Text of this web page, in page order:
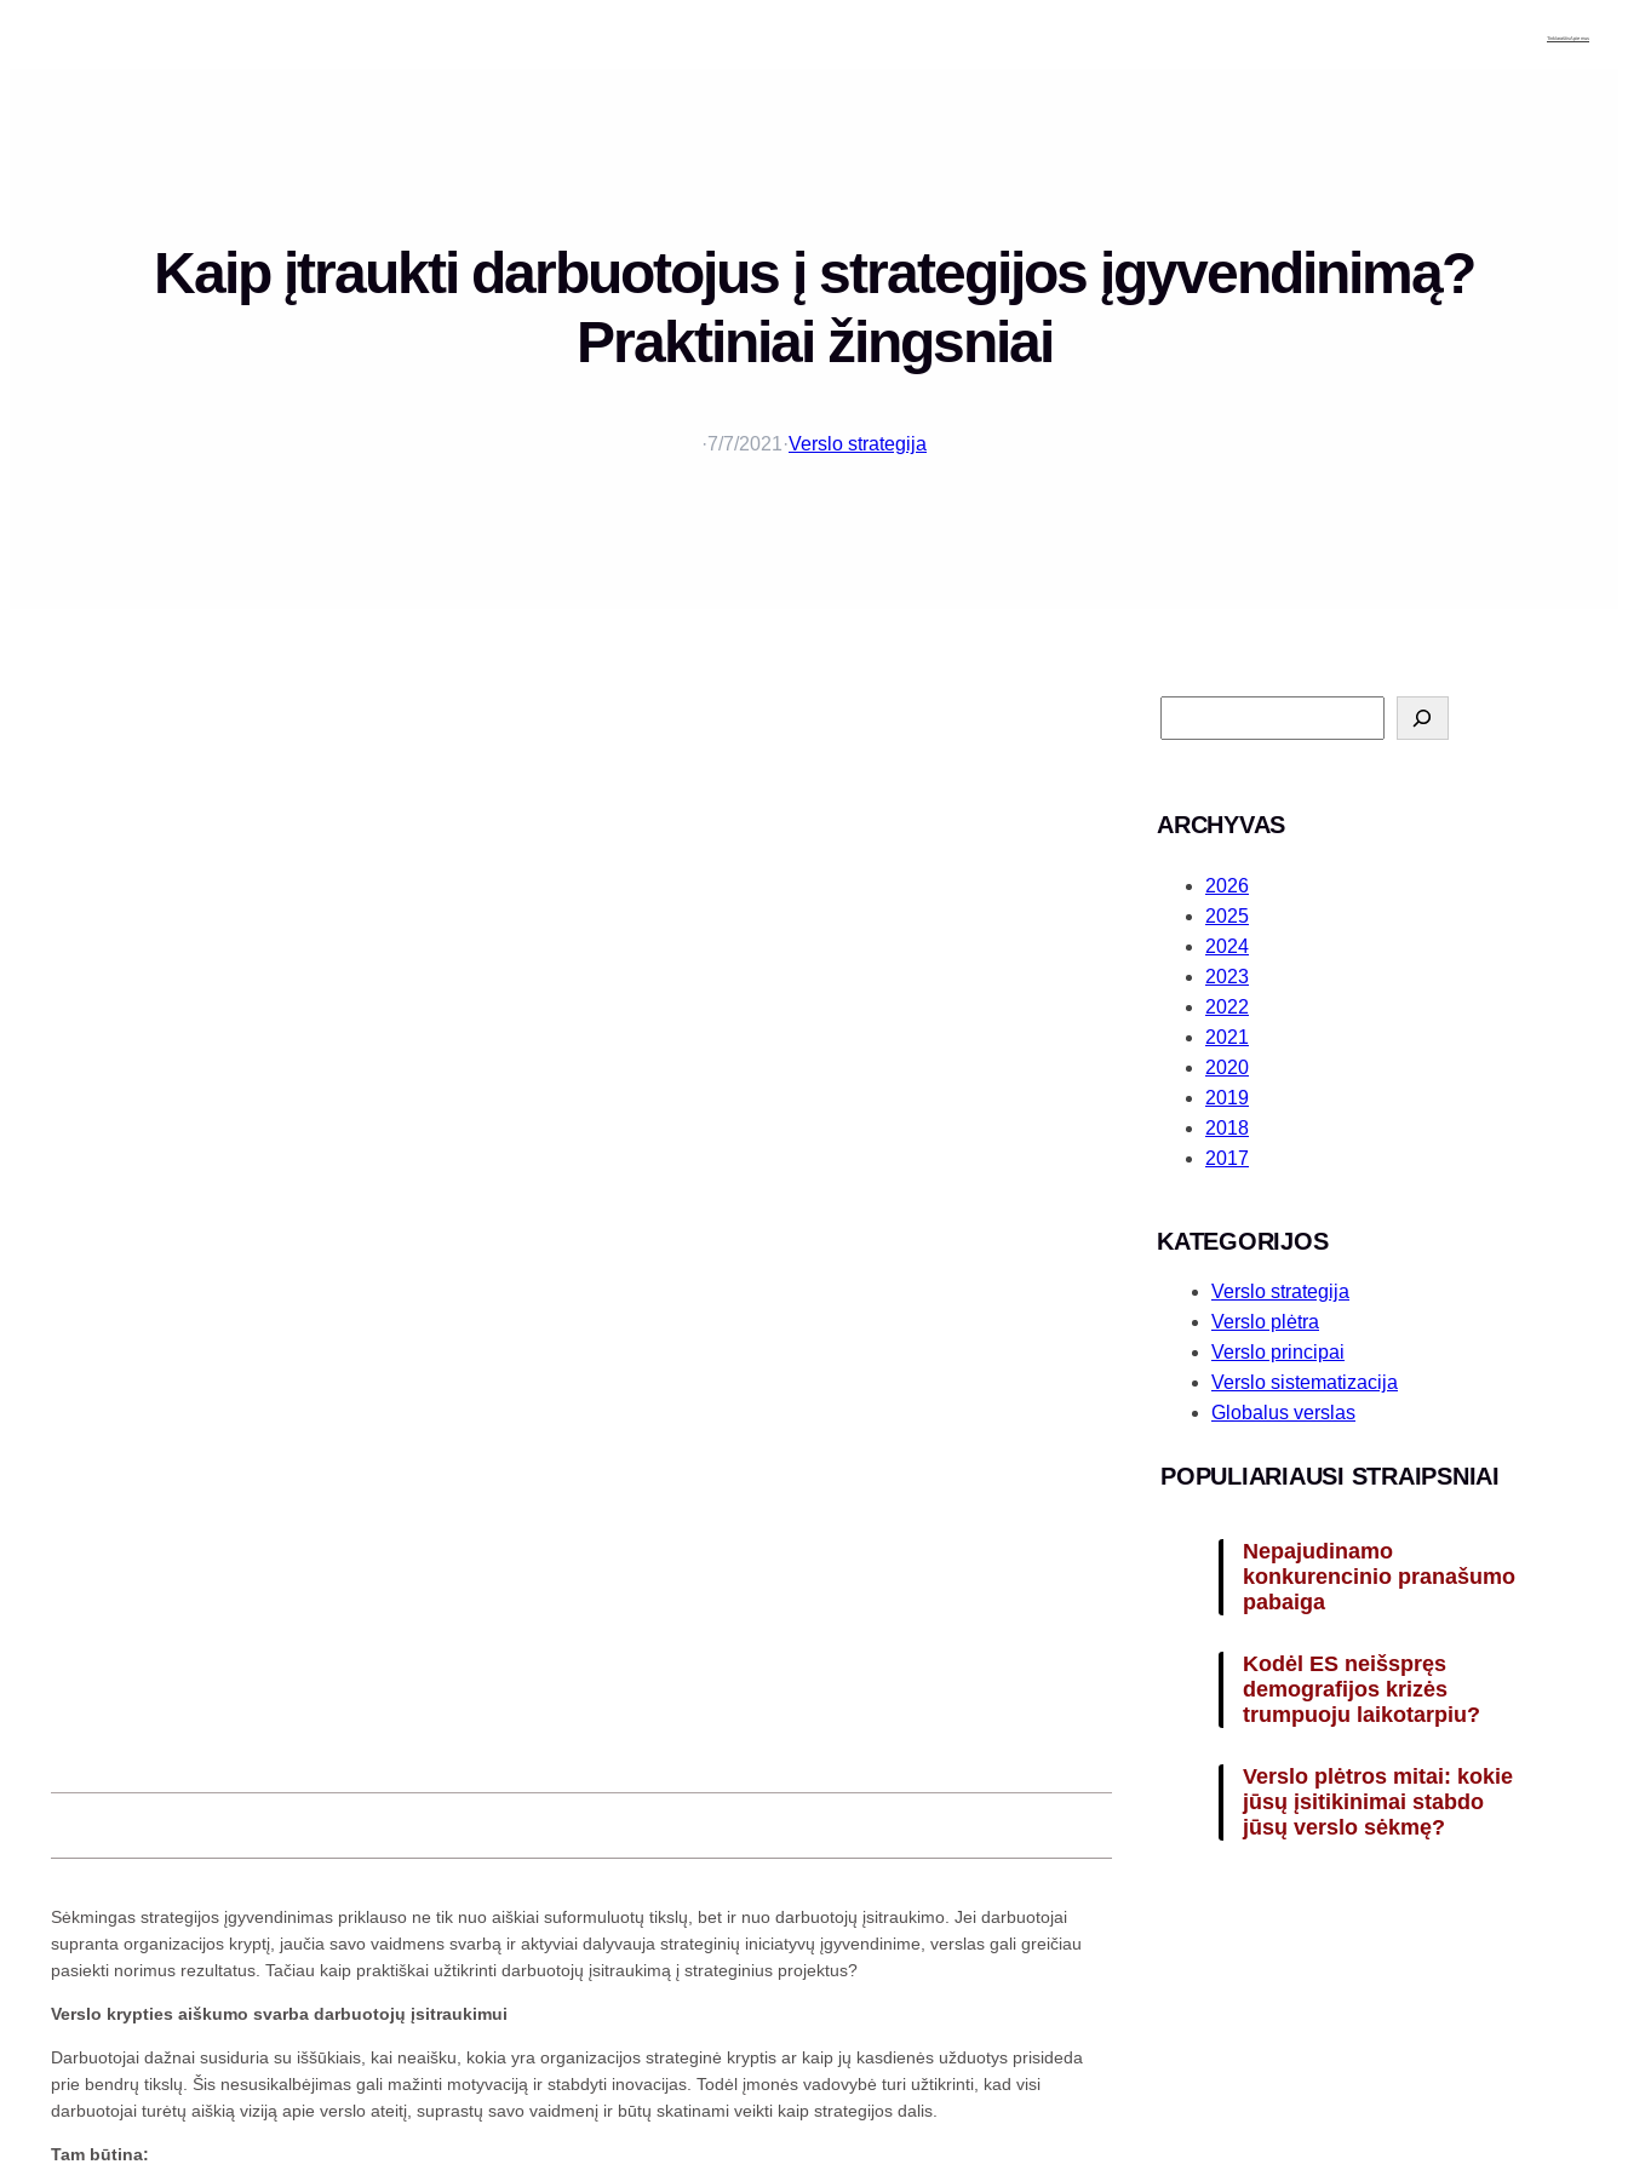
TinklaraštisApie mus
Kaip įtraukti darbuotojus į strategijos įgyvendinimą?
Praktiniai žingsniai
·7/7/2021 ·Verslo strategija
Sėkmingas strategijos įgyvendinimas priklauso ne tik nuo aiškiai suformuluotų tikslų, bet ir nuo darbuotojų įsitraukimo. Jei darbuotojai
supranta organizacijos kryptį, jaučia savo vaidmens svarbą ir aktyviai dalyvauja strateginių iniciatyvų įgyvendinime, verslas gali greičiau
pasiekti norimus rezultatus. Tačiau kaip praktiškai užtikrinti darbuotojų įsitraukimą į strateginius projektus?
Verslo krypties aiškumo svarba darbuotojų įsitraukimui
Darbuotojai dažnai susiduria su iššūkiais, kai neaišku, kokia yra organizacijos strateginė kryptis ar kaip jų kasdienės užduotys prisideda
prie bendrų tikslų. Šis nesusikalbėjimas gali mažinti motyvaciją ir stabdyti inovacijas. Todėl įmonės vadovybė turi užtikrinti, kad visi
darbuotojai turėtų aiškią viziją apie verslo ateitį, suprastų savo vaidmenį ir būtų skatinami veikti kaip strategijos dalis.
Tam būtina:
ARCHYVAS
2026
2025
2024
2023
2022
2021
2020
2019
2018
2017
KATEGORIJOS
Verslo strategija
Verslo plėtra
Verslo principai
Verslo sistematizacija
Globalus verslas
POPULIARIAUSI STRAIPSNIAI
Nepajudinamo
konkurencinio pranašumo
pabaiga
Kodėl ES neišspręs
demografijos krizės
trumpuoju laikotarpiu?
Verslo plėtros mitai: kokie
jūsų įsitikinimai stabdo
jūsų verslo sėkmę?